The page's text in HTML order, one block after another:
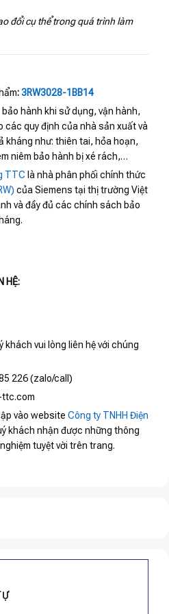
đổi cụ thể trong quá trình làm
:3RW3028-1BB14
hành khi sử dụng, vận hành,
các quy định của nhà sản xuất và
kháng như: thiên tai, hỏa hoạn,
niêm bảo hành bị xé rách,…
TTC là nhà phân phối chính thức
của Siemens tại thị trường Việt
và đầy đủ các chính sách bảo
HỆ:
vui lòng liên hệ với chúng
226 (zalo/call)
ttc.com
vào website Công ty TNHH Điện
khách nhận được những thông
tuyệt vời trên trang.